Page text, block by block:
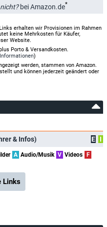
bei Amazon.de*
erhalten wir Provisionen im Rahmen
keine Mehrkosten für Käufer,
Website.
Porto & Versandkosten.
)
werden, stammen von Amazon.
und können jederzeit geändert oder
& Infos) E I
A Audio/Musik V Videos
F
Links